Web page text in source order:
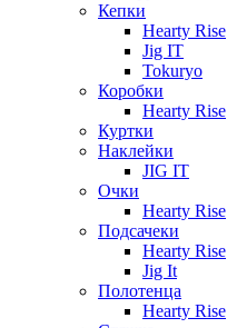
Кепки
Hearty Rise
Jig IT
Tokuryo
Коробки
Hearty Rise
Куртки
Наклейки
JIG IT
Очки
Hearty Rise
Подсачеки
Hearty Rise
Jig It
Полотенца
Hearty Rise